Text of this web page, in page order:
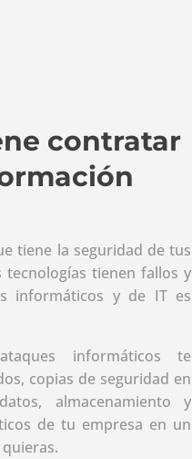
contratar
tiene la seguridad de tus
tecnologías tienen fallos y
informáticos y de IT es
informáticos te
copias de seguridad en
almacenamiento y
de tu empresa en un